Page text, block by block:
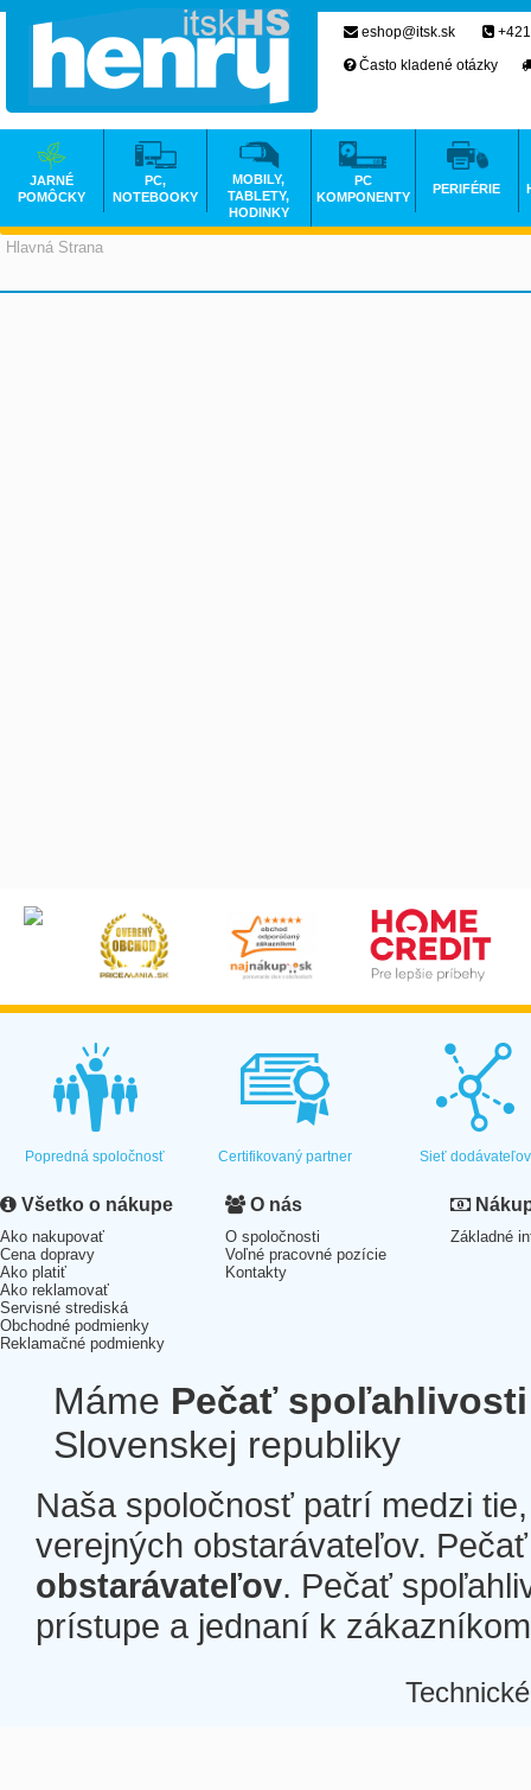
Hlavná Strana
eshop@itsk.sk
Často kladené otázky
JARNÉ
POMÔCKY
PC,
NOTEBOOKY
MOBILY,
TABLETY,
HODINKY
PC
KOMPONENTY
PERIFÉRIE
Popredná spoločnosť Certifikovaný partner Sieť dodávateľov
Všetko o nákupe
Ako nakupovať
Cena dopravy
Ako platiť
Ako reklamovať
Servisné strediská
Obchodné podmienky
Reklamačné podmienky
O nás
O spoločnosti
Voľné pracovné pozície
Kontakty
Základné
Máme Pečať spoľahlivosti
Slovenskej republiky
Naša spoločnosť patrí medzi
verejných obstarávateľov.
obstarávateľov. Pečať
prístupe a jednaní k